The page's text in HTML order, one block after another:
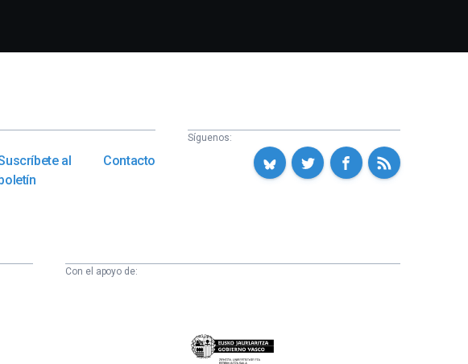
al
boletín
Contacto
Síguenos:
Con el apoyo de:
Eusko